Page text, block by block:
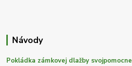
Návody
Pokládka zámkovej dlažby svojpomocne